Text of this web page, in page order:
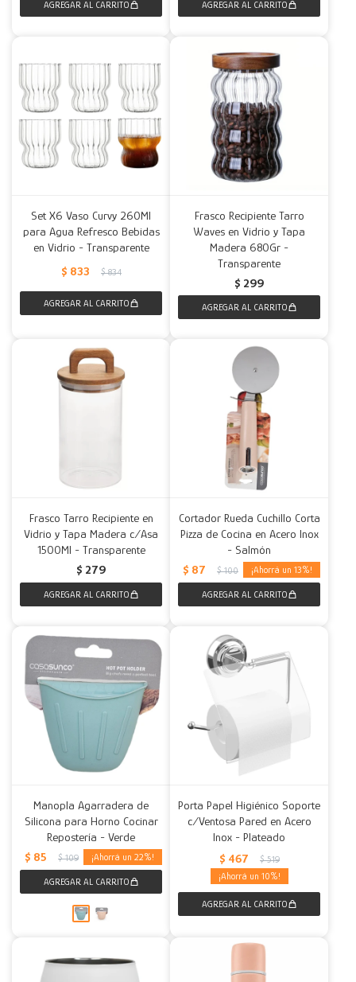
Set X6 Vaso Curvy 260Ml
para Agua Refresco Bebidas
en Vidrio - Transparente
$ 833 $ 834
Frasco Recipiente Tarro
Waves en Vidrio y Tapa
Madera 680Gr -
Transparente
$ 299
Frasco Tarro Recipiente en
Vidrio y Tapa Madera c/Asa
1500Ml - Transparente
$ 279
Cortador Rueda Cuchillo Corta
Pizza de Cocina en Acero Inox
- Salmón
$ 87 $ 100 13
Manopla Agarradera de
Silicona para Horno Cocinar
Repostería - Verde
$ 85 $ 109 22
Porta Papel Higiénico Soporte
c/Ventosa Pared en Acero
Inox - Plateado
$ 467 $ 519
10